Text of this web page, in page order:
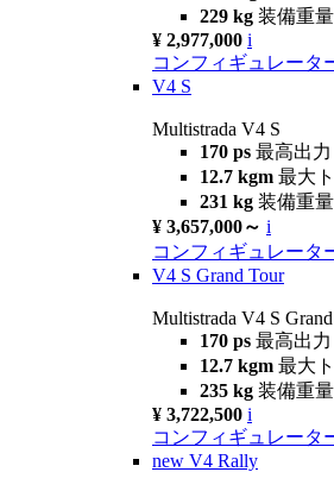
229 kg 装備重
¥ 2,977,000 i
コンフィギュレータ
V4 S
Multistrada V4 S
170 ps 最高出力
12.7 kgm 最大
231 kg 装備重
¥ 3,657,000～ i
コンフィギュレータ
V4 S Grand Tour
Multistrada V4 S
170 ps 最高出力
12.7 kgm 最大
235 kg 装備重
¥ 3,722,500 i
コンフィギュレータ
new V4 Rally